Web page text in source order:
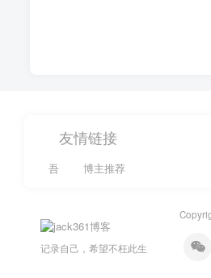
友情链接
吾 博主推荐
记录自己，希望不枉此生